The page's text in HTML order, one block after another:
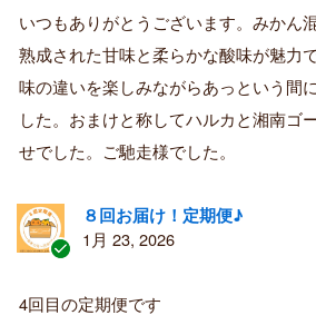
証
済
み
購
者
いつもありがとうございます。みかん
熟成された甘味と柔らかな酸味が魅力
味の違いを楽しみながらあっという間
した。おまけと称してハルカと湘南ゴ
せでした。ご馳走様でした。
証
済
８回お届け！定期便♪
1月 23, 2026
4回目の定期便です